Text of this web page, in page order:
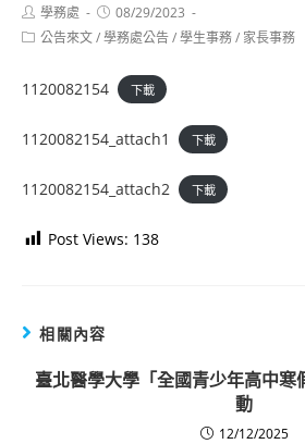
Post
author:
學務處
Post
published:
08/29/2023
Post公告來文/學務處公告/學生事務/ 家長事務
1120082154 下載
1120082154_attach1 下載
1120082154_attach2 下載
Post Views: 138
相關內容
臺北醫學大學「全國青少年高中寒
動
12/12/2025